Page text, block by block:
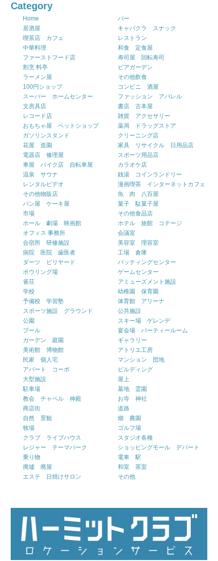
Category
Home
バー
居酒屋
キャバクラ スナック
喫茶店 カフェ
レストラン
中華料理
和食 定食屋
ファーストフード店
寿司屋 回転寿司
割烹 料亭
ビアガーデン
ラーメン屋
その他飲食
100円ショップ
コンビニ 酒屋
スーパー ホームセンター
ファッション アパレル
文房具店
書店 古本屋
レコード店
雑貨 アクセサリー
おもちゃ屋 ペットショップ
薬局 ドラッグストア
ガソリンスタンド
クリーニング店
花屋 造園
家具 リサイクル 日用品店
電器店 修理屋
スポーツ用品店
車屋 バイク店 自転車屋
カラオケ店
温泉 サウナ
銭湯 コインランドリー
レンタルビデオ
漫画喫茶 インターネットカフェ
その他物販店
魚 肉 八百屋
パン屋 ケーキ屋
菓子 駄菓子屋
市場
その他食品店
ホール 劇場 映画館
ホテル 旅館 コテージ
オフィス 事務所
会議室
合宿所 研修施設
美容室 理容室
病院 医院 歯医者
工場 倉庫
ダーツ ビリヤード
バッティングセンター
ボウリング場
ゲームセンター
雀荘
アミューズメント施設
学校
幼稚園 保育園
予備校 学習塾
体育館 アリーナ
スポーツ施設 グラウンド
公共施設
公園
スキー場 ゲレンデ
プール
宴会場 パーティールーム
ガーデン 庭園
ギャラリー
美術館 博物館
アトリエ工房
民家 個人宅
マンション 団地
アパート コーポ
ビルディング
大型施設
屋上
駐車場
墓地 霊園
教会 チャペル 神殿
お寺 神社
商店街
道路
自然 景観
畑 農園
牧場
ゴルフ場
クラブ ライブハウス
スタジオ各種
レジャー テーマパーク
ショッピングモール デパート
乗り物
電車 駅
廃墟 廃屋
和室 茶室
エステ 日焼けサロン
その他